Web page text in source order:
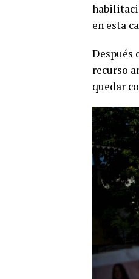
en esta
Después
recurso
quedar